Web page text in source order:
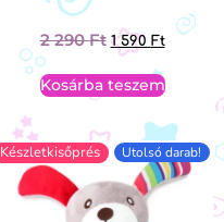
2 290Ft 1 590 Ft
Kosárba teszem
Készletkisőprés Utolsó darab!